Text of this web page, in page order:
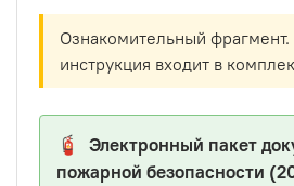
Ознакомительный
инструкция входит в
🧯 Электронный пакет
пожарной безопасности